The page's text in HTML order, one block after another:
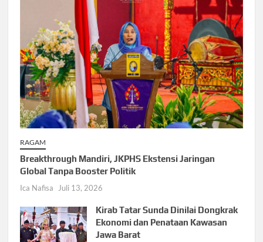
RAGAM
Breakthrough Mandiri, JKPHS Ekstensi Jaringan
Global Tanpa Booster Politik
Ica Nafisa Juli 13, 2026
Kirab Tatar Sunda Dinilai Dongkrak
Ekonomi dan Penataan Kawasan
Jawa Barat